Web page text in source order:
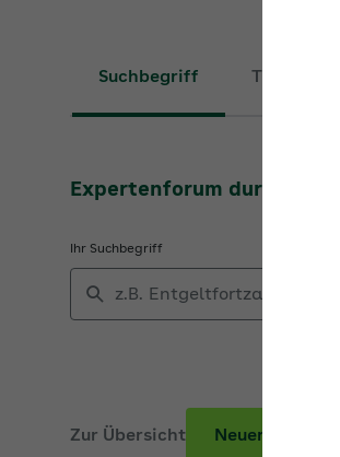
Suchbegriff Thema
Expertenforum
Ihr Suchbegriff
Zur Übersicht Neuer Beitrag